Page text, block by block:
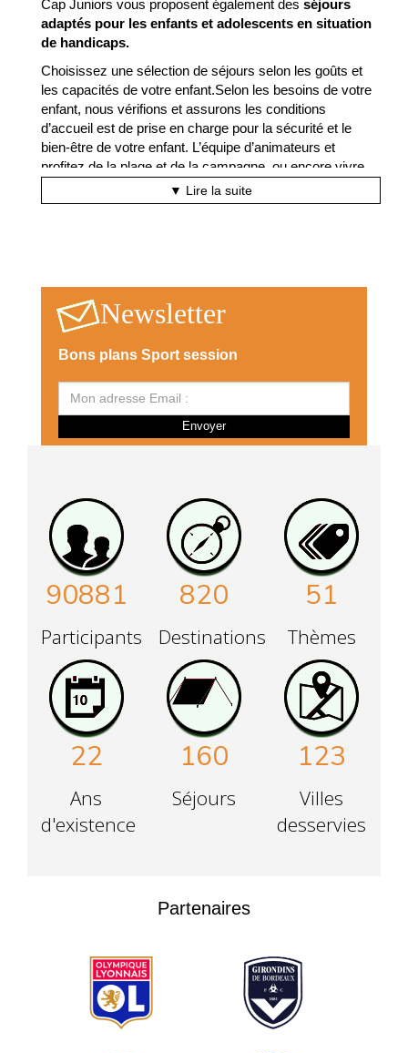
Cap Juniors vous proposent également des séjours
adaptés pour les enfants et adolescents en situation
de handicaps.
Choisissez une sélection de séjours selon les goûts et
les capacités de votre enfant.Selon les besoins de votre
enfant, nous vérifions et assurons les conditions
d’accueil est de prise en charge pour la sécurité et le
bien-être de votre enfant. L’équipe d’animateurs et
profitez de la plage et de la campagne, ou encore vivre
une aventure pleine de fun et de bonne humeur, nous
vous garantissons une expérience inoubliable pour votre
La colonies de vacances est l’occasion de faire de
nouveaux amis, des bons souvenirs et sortir de leur
cadre quotidien, parfois difficile. Cette mixité et cette
tolérance leur permettrons de vivre pleinement avec les
mémorables.
Dans cette perspective, une prise en charge spécialisée
est prévus pour que les enfants puissent vivre leur
▼ Lire la suite
Newsletter
Bons plans Sport session
Envoyer
90881
Participants
820
Destinations
51
Thèmes
22
Ans
d'existence
160
Séjours
123
Villes
desservies
Partenaires